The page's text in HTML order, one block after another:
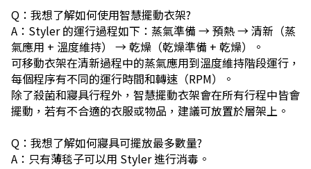
Q：我想了解如何使用智慧擺動衣架?
A：Styler 的運行過程如下：蒸氣準備 → 預熱 → 清新（蒸
氣應用 + 溫度維持） → 乾燥（乾燥準備 + 乾燥）。
可移動衣架在清新過程中的蒸氣應用到溫度維持階段運行，
每個程序有不同的運行時間和轉速（RPM）。
除了殺菌和寢具行程外，智慧擺動衣架會在所有行程中皆會
擺動，若有不合適的衣服或物品，建議可放置於層架上。
Q：我想了解如何寢具可擺放最多數量?
A：只有薄毯子可以用 Styler 進行消毒。